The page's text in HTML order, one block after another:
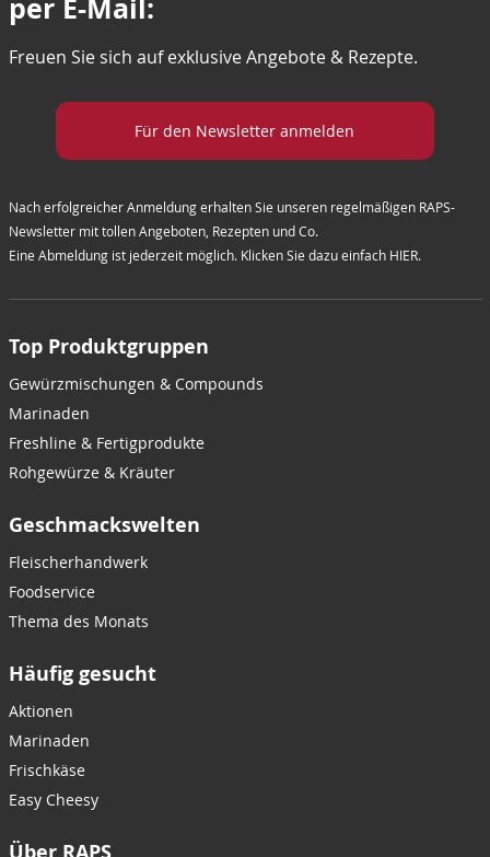
per E-Mail:
Freuen Sie sich auf exklusive Angebote & Rezepte.
Für den Newsletter anmelden
Nach erfolgreicher Anmeldung erhalten Sie unseren regelmäßigen RAPS-
Newsletter mit tollen Angeboten, Rezepten und Co.
Eine Abmeldung ist jederzeit möglich. Klicken Sie dazu einfach HIER.
Top Produktgruppen
Gewürzmischungen & Compounds
Marinaden
Freshline & Fertigprodukte
Rohgewürze & Kräuter
Geschmackswelten
Fleischerhandwerk
Foodservice
Thema des Monats
Häufig gesucht
Aktionen
Marinaden
Frischkäse
Easy Cheesy